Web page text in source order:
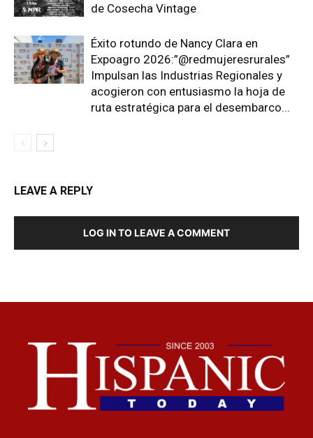
de Cosecha Vintage
Éxito rotundo de Nancy Clara en
Expoagro 2026:”@redmujeresrurales”
Impulsan las Industrias Regionales y
acogieron con entusiasmo la hoja de
ruta estratégica para el desembarco...
LEAVE A REPLY
LOG IN TO LEAVE A COMMENT